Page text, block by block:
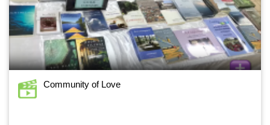
Community of Love